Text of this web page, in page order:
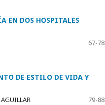
EN DOS HOSPITALES
67-78
DE ESTILO DE VIDA Y
79-88